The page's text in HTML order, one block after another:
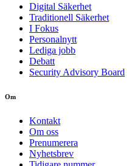
Digital Säkerhet
Traditionell Säkerhet
I Fokus
Personalnytt
Lediga jobb
Debatt
Security Advisory Board
Om
Kontakt
Om oss
Prenumerera
Nyhetsbrev